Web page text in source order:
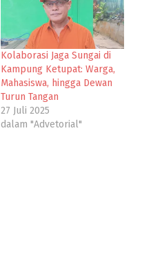
Kolaborasi Jaga Sungai di
Kampung Ketupat: Warga,
Mahasiswa, hingga Dewan
Turun Tangan
27 Juli 2025
dalam "Advetorial"